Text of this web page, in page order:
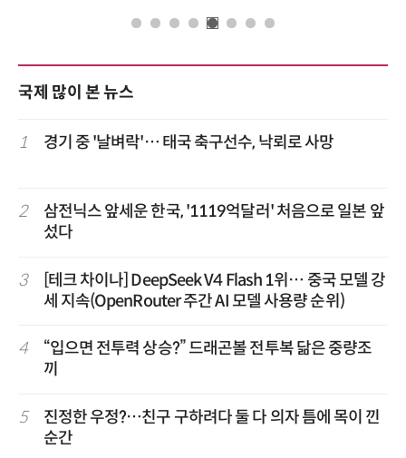
국제 많이 본 뉴스
1 경기 중 '날벼락'… 태국 축구선수, 낙뢰로 사망
2
삼전닉스 앞세운 한국, '1119억달러' 처음으로 일본 앞
섰다
3
[테크 차이나] DeepSeek V4 Flash 1위… 중국 모델 강
세 지속(OpenRouter 주간 AI 모델 사용량 순위)
4
“입으면 전투력 상승?” 드래곤볼 전투복 닮은 중량조
끼
5
진정한 우정?…친구 구하려다 둘 다 의자 틈에 목이 낀
순간